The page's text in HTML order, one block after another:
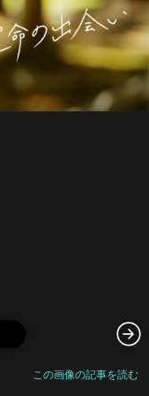
この画像の記事を読む